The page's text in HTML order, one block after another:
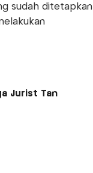
sudah ditetapkan
Jurist Tan